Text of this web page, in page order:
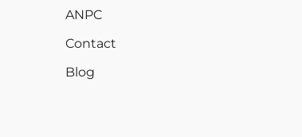
ANPC
Contact
Blog